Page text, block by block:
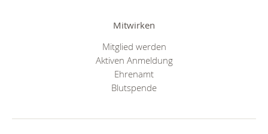
Mitwirken
Mitglied werden
Aktiven Anmeldung
Ehrenamt
Blutspende